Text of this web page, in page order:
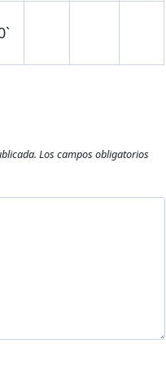
Los campos obligatorios